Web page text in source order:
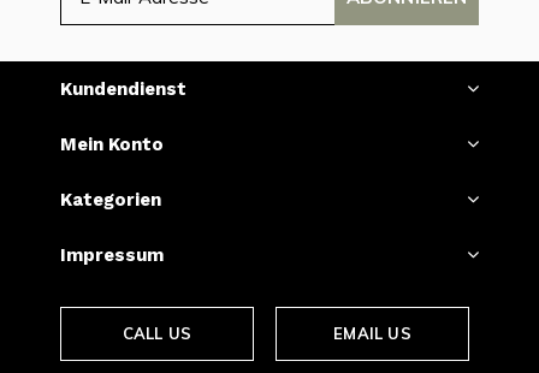
Kundendienst
Mein Konto
Kategorien
Impressum
CALL US EMAIL US